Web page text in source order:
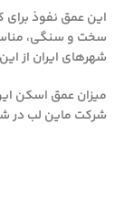
این عمق نفوذ برای
سخت و سنگی،
شهرهای ایران از
میزان عمق اسکن
شرکت ماین لب در